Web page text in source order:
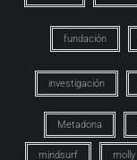
fundación
investigación
Metadona
mindsurf molly